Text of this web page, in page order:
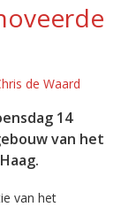
de Waard
14
van het
van het